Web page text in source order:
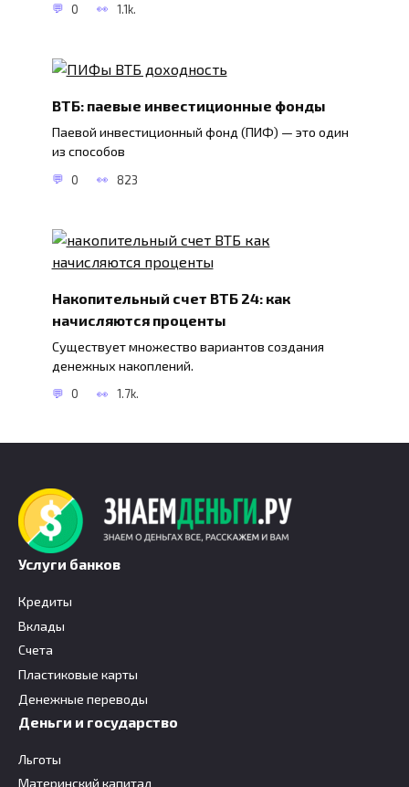
0 1.1k.
ВТБ: паевые инвестиционные фонды
Паевой инвестиционный фонд (ПИФ) — это один
из способов
0 823
Накопительный счет ВТБ 24: как
начисляются проценты
Существует множество вариантов создания
денежных накоплений.
0 1.7k.
Услуги банков
Кредиты
Вклады
Счета
Пластиковые карты
Денежные переводы
Деньги и государство
Льготы
Материнский капитал